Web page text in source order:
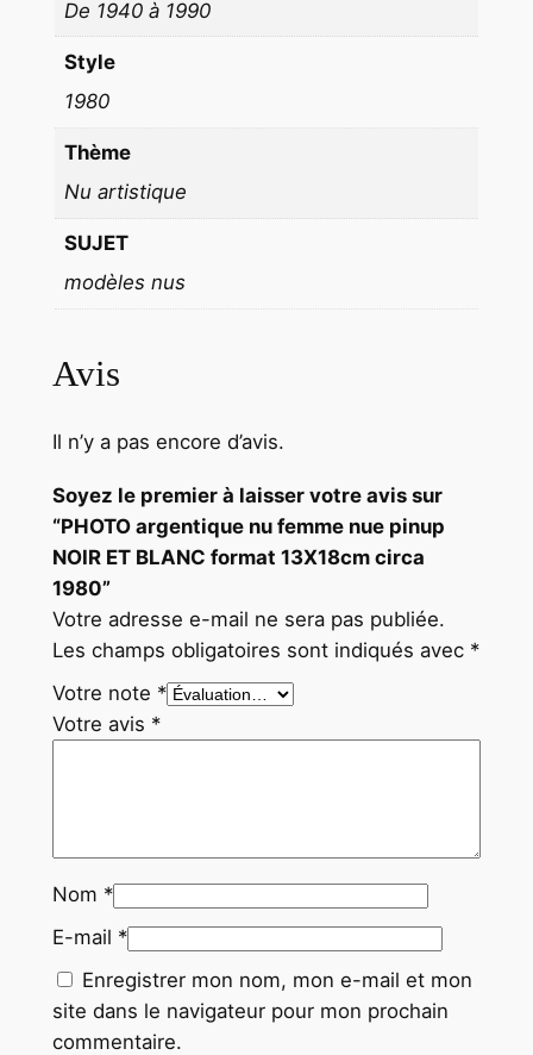
B
N
o
m
a
1
X
8
m
c
i
r
c
a
De 1940 à 1990
Style
1980
Thème
Nu artistique
SUJET
modèles nus
Avis
Il n’y a pas encore d’avis.
Soyez le premier à laisser votre avis sur
“PHOTO argentique nu femme nue pinup
NOIR ET BLANC format 13X18cm circa
1980”
Votre adresse e-mail ne sera pas publiée.
Les champs obligatoires sont indiqués avec *
Votre note *
Votre avis *
Nom *
E-mail *
Enregistrer mon nom, mon e-mail et mon
site dans le navigateur pour mon prochain
commentaire.